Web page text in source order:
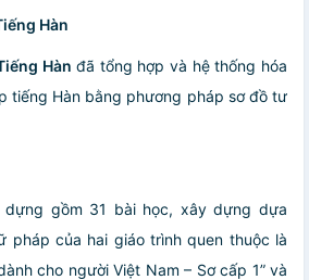
Hàn
Hàn đã tổng hợp và hệ thống hóa
tiếng Hàn bằng phương pháp sơ đồ tư
dựng gồm 31 bài học, xây dựng dựa
pháp của hai giáo trình quen thuộc là
cho người Việt Nam – Sơ cấp 1” và